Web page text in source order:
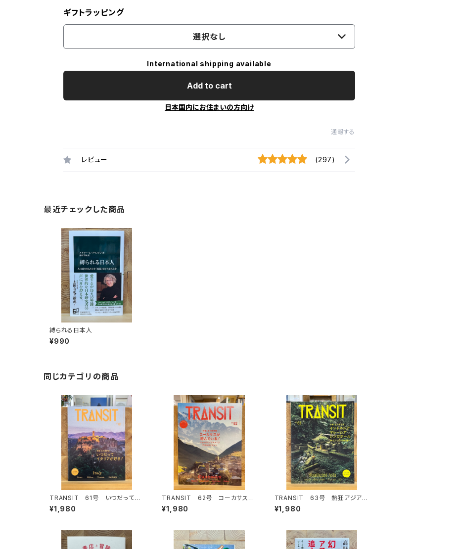
ギフトラッピング
選択なし
International shipping available
Add to cart
日本国内にお住まいの方向け
通報する
レビュー (297)
最近チェックした商品
縛られる日本人
¥990
同じカテゴリの商品
TRANSIT 61号 いつだってイ
タリアが好き！
¥1,980
TRANSIT 62号 コーカサスが
呼んでいる！
¥1,980
TRANSIT 63号 熱狂アジアの
秘境へ
¥1,980